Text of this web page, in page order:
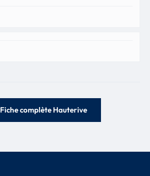
Fiche complète Hauterive